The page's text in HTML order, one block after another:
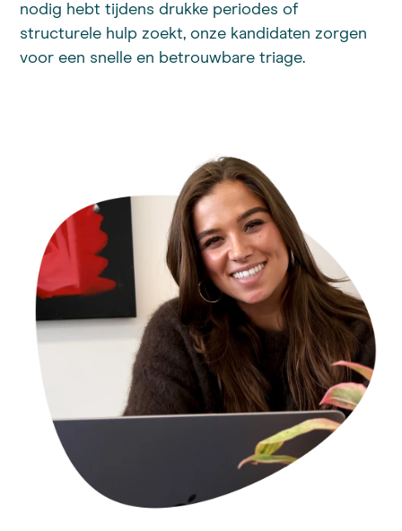
nodig hebt tijdens drukke periodes of
structurele hulp zoekt, onze kandidaten zorgen
voor een snelle en betrouwbare triage.